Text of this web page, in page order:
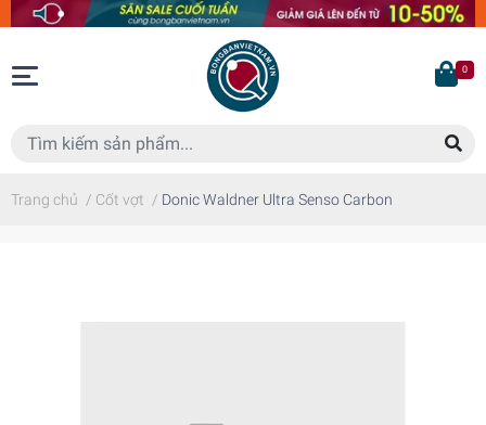
0
Trang chủ / Cốt vợt / Donic Waldner Ultra Senso Carbon